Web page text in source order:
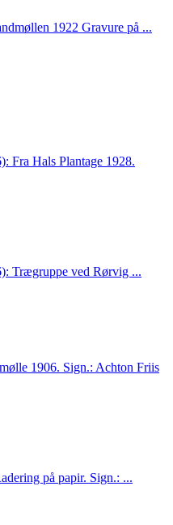
1922 Gravure på ...
Fra Hals Plantage 1928.
Trægruppe ved Rørvig ...
1906. Sign.: Achton Friis
på papir. Sign.: ...